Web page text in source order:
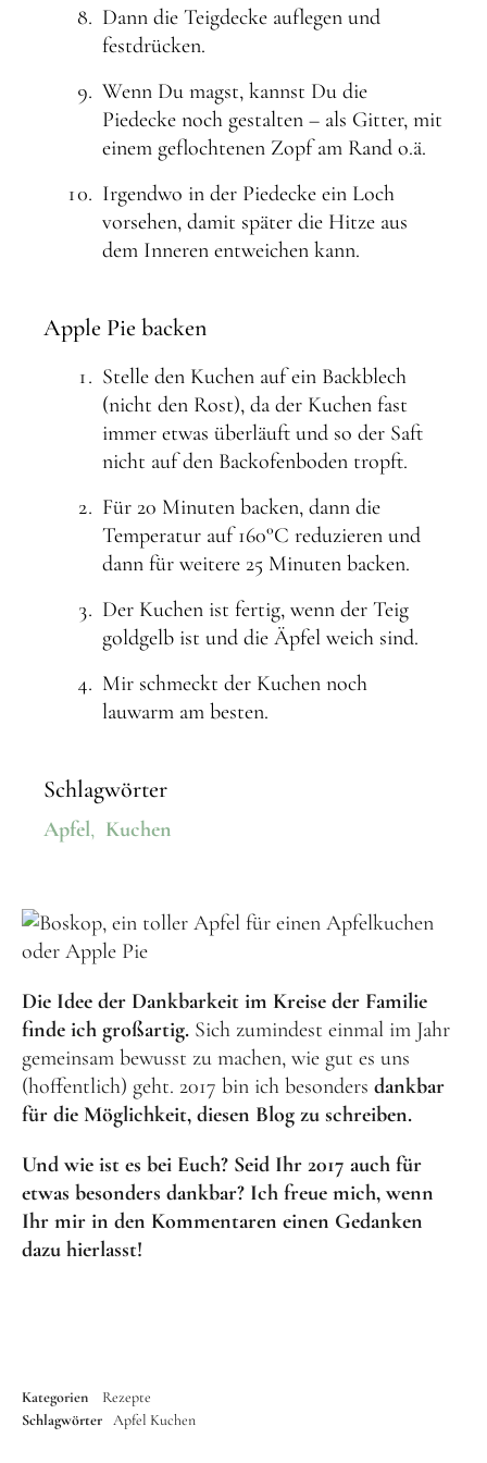
Dann die Teigdecke auflegen und
festdrücken.
Wenn Du magst, kannst Du die
Piedecke noch gestalten – als Gitter, mit
einem geflochtenen Zopf am Rand o.ä.
Irgendwo in der Piedecke ein Loch
vorsehen, damit später die Hitze aus
dem Inneren entweichen kann.
Apple Pie backen
Stelle den Kuchen auf ein Backblech
(nicht den Rost), da der Kuchen fast
immer etwas überläuft und so der Saft
nicht auf den Backofenboden tropft.
Für 20 Minuten backen, dann die
Temperatur auf 160°C reduzieren und
dann für weitere 25 Minuten backen.
Der Kuchen ist fertig, wenn der Teig
goldgelb ist und die Äpfel weich sind.
Mir schmeckt der Kuchen noch
lauwarm am besten.
Schlagwörter
Apfel, Kuchen
Die Idee der Dankbarkeit im Kreise der Familie
finde ich großartig. Sich zumindest einmal im Jahr
gemeinsam bewusst zu machen, wie gut es uns
(hoffentlich) geht. 2017 bin ich besonders dankbar
für die Möglichkeit, diesen Blog zu schreiben.
Und wie ist es bei Euch? Seid Ihr 2017 auch für
etwas besonders dankbar? Ich freue mich, wenn
Ihr mir in den Kommentaren einen Gedanken
dazu hierlasst!
Kategorien
Rezepte
Schlagwörter Apfel Kuchen